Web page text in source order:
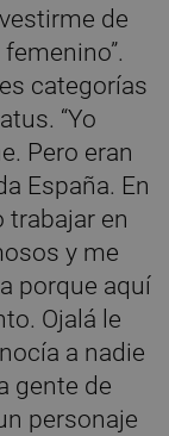
de
categorías
“Yo
Pero eran
España. En
trabajar en
y me
porque aquí
Ojalá le
a nadie
gente de
personaje